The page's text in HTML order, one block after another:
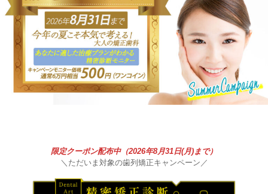
限定クーポン配布中（2026年8月31日(月)まで）
＼ただいま対象の歯列矯正キャンペーン／